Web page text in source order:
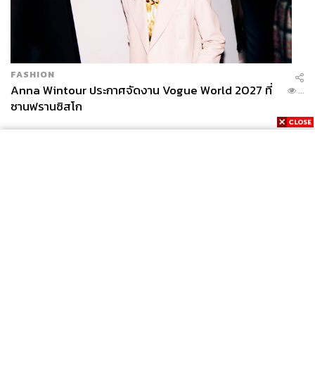
FASHION
Anna Wintour ประกาศจัดงาน Vogue World 2027 ที่
ซานฟรานซิสโก
...